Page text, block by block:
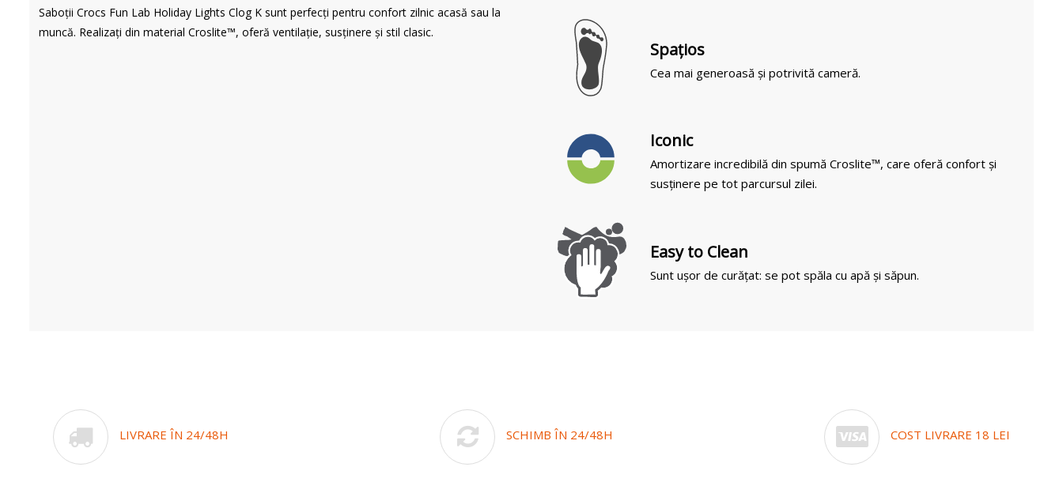
Saboții Crocs Fun Lab Holiday Lights Clog K sunt perfecți pentru confort zilnic acasă sau la
muncă. Realizați din material Croslite™, oferă ventilație, susținere și stil clasic.
Spaţios
Cea mai generoasă și potrivită cameră.
Iconic
Amortizare incredibilă din spumă Croslite™, care oferă confort și
susținere pe tot parcursul zilei.
Easy to Clean
Sunt ușor de curățat: se pot spăla cu apă și săpun.
LIVRARE ÎN 24/48H SCHIMB ÎN 24/48H COST LIVRARE 18 LEI